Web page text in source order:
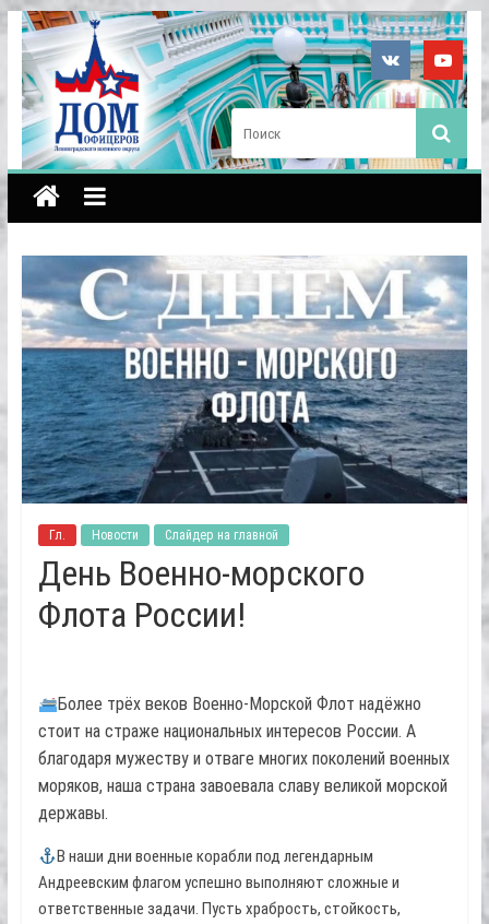
Гл. Новости Слайдер на главной
День Военно-морского
Флота России!
Более трёх веков Военно-Морской Флот надёжно
стоит на страже национальных интересов России. А
благодаря мужеству и отваге многих поколений военных
моряков, наша страна завоевала славу великой морской
державы.
В наши дни военные корабли под легендарным
Андреевским флагом успешно выполняют сложные и
ответственные задачи. Пусть храбрость, стойкость,